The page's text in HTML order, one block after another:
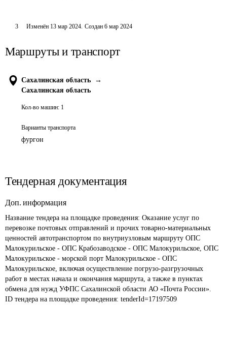
3 Изменён 13 мар 2024. Создан 6 мар 2024
Маршруты и транспорт
Сахалинская область
→
Сахалинская область
Кол-во машин: 1
Варианты транспорта
фургон
Тендерная документация
Доп. информация
Название тендера на площадке проведения: Оказание услуг по
перевозке почтовых отправлений и прочих товарно-материальных
ценностей автотранспортом по внутриузловым маршруту ОПС
Малокурильское - ОПС Крабозаводское - ОПС Малокурильское, ОПС
Малокурильское - морской порт Малокурильское - ОПС
Малокурильское, включая осуществление погрузо-разгрузочных
работ в местах начала и окончания маршрута, а также в пунктах
обмена для нужд УФПС Сахалинской области АО «Почта России».
ID тендера на площадке проведения: tenderId=17197509